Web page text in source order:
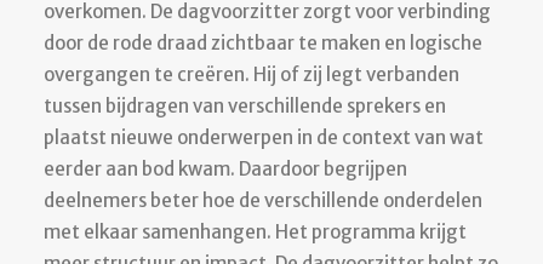
overkomen. De dagvoorzitter zorgt voor verbinding
door de rode draad zichtbaar te maken en logische
overgangen te creëren. Hij of zij legt verbanden
tussen bijdragen van verschillende sprekers en
plaatst nieuwe onderwerpen in de context van wat
eerder aan bod kwam. Daardoor begrijpen
deelnemers beter hoe de verschillende onderdelen
met elkaar samenhangen. Het programma krijgt